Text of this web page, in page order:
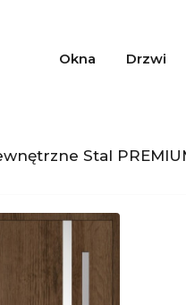
Okna Drzwi
Stal